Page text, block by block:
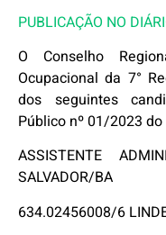
PUBLICAÇÃO NO
O Conselho
Ocupacional da 7°
dos seguintes
Público nº 01/2023 do
ASSISTENTE
SALVADOR/BA
634.02456008/6